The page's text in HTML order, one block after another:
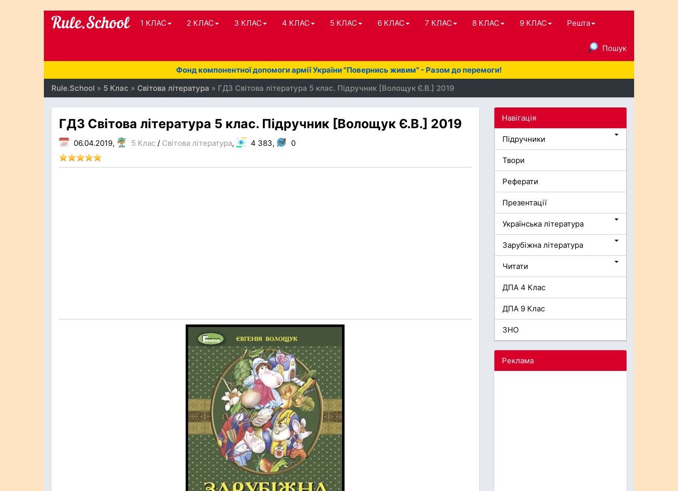
1 КЛАС 2 КЛАС 3 КЛАС 4 КЛАС 5 КЛАС 6 КЛАС 7 КЛАС 8 КЛАС 9 КЛАС Решта
Пошук
Фонд компонентної допомоги армії України "Повернись живим" - Разом до перемоги!
Rule.School » 5 Клас » Світова література » ГДЗ Світова література 5 клас. Підручник [Волощук Є.В.] 2019
ГДЗ Світова література 5 клас. Підручник [Волощук Є.В.] 2019
06.04.2019, 5 Клас / Світова література, 4 383, 0
Навігація
Підручники
Твори
Реферати
Презентації
Українська література
Зарубіжна література
Читати
ДПА 4 Клас
ДПА 9 Клас
ЗНО
Реклама